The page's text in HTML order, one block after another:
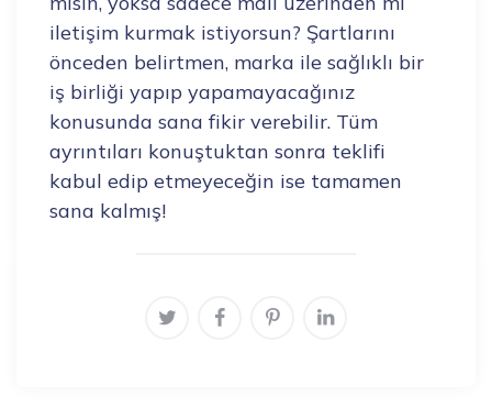
iletişim kurmak istiyorsun? Şartlarını
önceden belirtmen, marka ile sağlıklı bir
iş birliği yapıp yapamayacağınız
konusunda sana fikir verebilir. Tüm
ayrıntıları konuştuktan sonra teklifi
kabul edip etmeyeceğin ise tamamen
sana kalmış!